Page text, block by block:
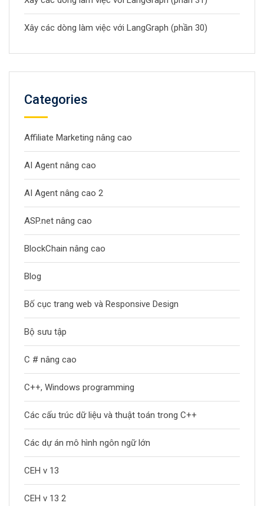
Xây các dòng làm việc với LangGraph (phần 30)
Categories
Affiliate Marketing nâng cao
AI Agent nâng cao
AI Agent nâng cao 2
ASP.net nâng cao
BlockChain nâng cao
Blog
Bố cục trang web và Responsive Design
Bộ sưu tập
C # nâng cao
C++, Windows programming
Các cấu trúc dữ liệu và thuật toán trong C++
Các dự án mô hình ngôn ngữ lớn
CEH v 13
CEH v 13 2